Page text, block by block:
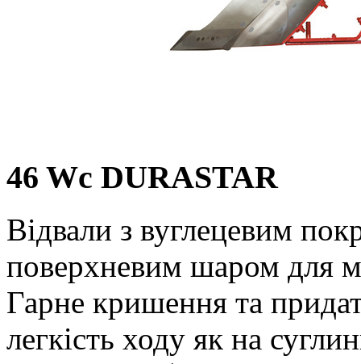
46 Wc DURASTAR
Відвали з вуглецевим
поверхневим шаром для
Гарне кришення та
легкість ходу як на